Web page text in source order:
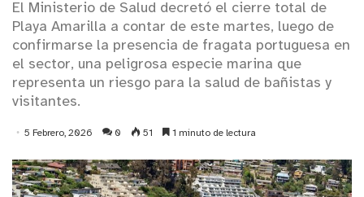
El Ministerio de Salud decretó el cierre total de
Playa Amarilla a contar de este martes, luego de
confirmarse la presencia de fragata portuguesa en
el sector, una peligrosa especie marina que
representa un riesgo para la salud de bañistas y
visitantes.
5 Febrero, 2026 0 51 1 minuto de lectura